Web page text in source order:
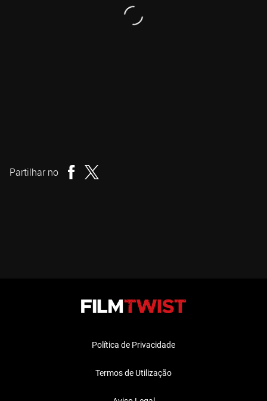
Partilhar no
Política de Privacidade
Termos de Utilização